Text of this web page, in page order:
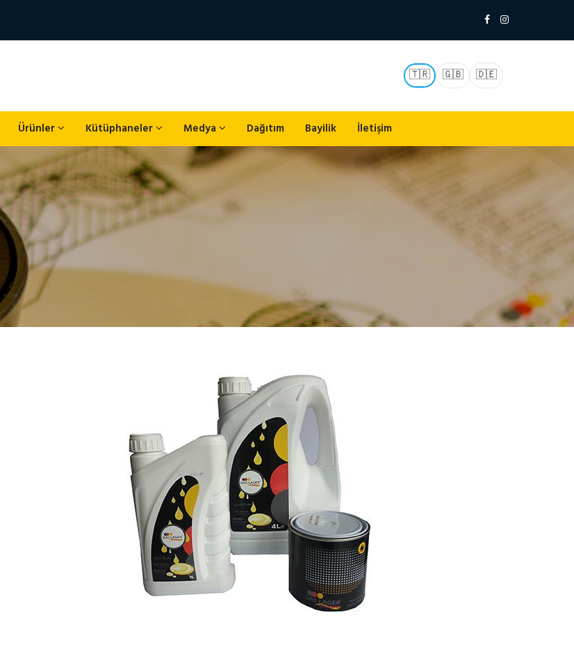
🇹🇷 🇬🇧 🇩🇪
Ürünler Kütüphaneler Medya Dağıtım Bayilik İletişim